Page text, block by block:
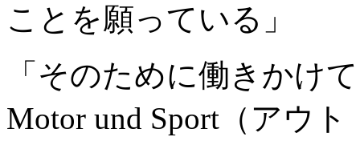
ことを願っている」
「そのために働きかけ
Motor und Sport（アウ